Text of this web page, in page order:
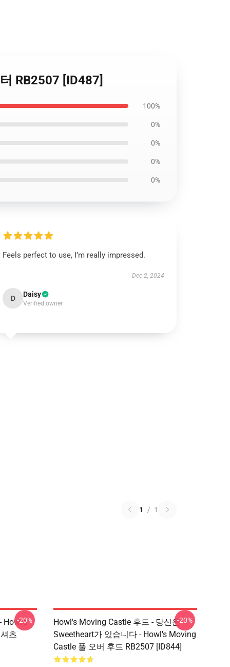
RB2507 [ID487]
100%
0%
0%
0%
0%
Feels perfect to use, I’m really impressed.
Dec 2, 2024
D Daisy
Verified owner
1 / 1
Howl's
츠
-20%
Howl's Moving Castle 후드 - 당신은
Sweetheart가 있습니다 - Howl's Moving
Castle 풀 오버 후드 RB2507 [ID844]
-20%